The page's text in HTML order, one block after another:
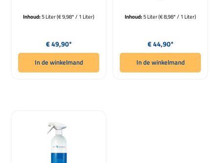
Inhoud:5 Liter(€ 9,98* / 1 Liter)
Normale prijs:
€ 49,90*
In de winkelmand
Inhoud:5 Liter(€ 8,98* / 1 Liter)
Normale prijs:
€ 44,90*
In de winkelmand